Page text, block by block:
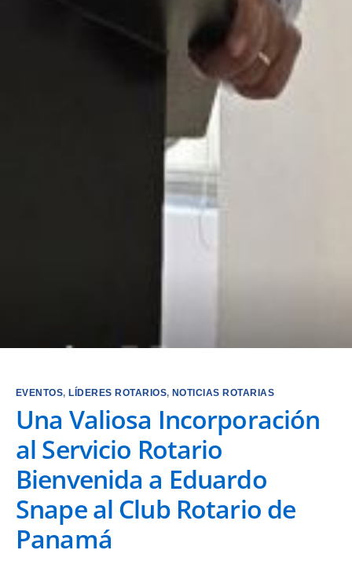
EVENTOS, LÍDERES ROTARIOS, NOTICIAS ROTARIAS
Una Valiosa Incorporación
al Servicio Rotario
Bienvenida a Eduardo
Snape al Club Rotario de
Panamá